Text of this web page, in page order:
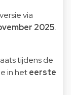
via
2025.
tijdens de
in heteerste